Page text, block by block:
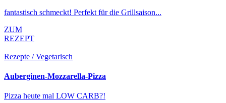
fantastisch schmeckt! Perfekt für die Grillsaison...
ZUM
REZEPT
Rezepte / Vegetarisch
Auberginen-Mozzarella-Pizza
Pizza heute mal LOW CARB?!